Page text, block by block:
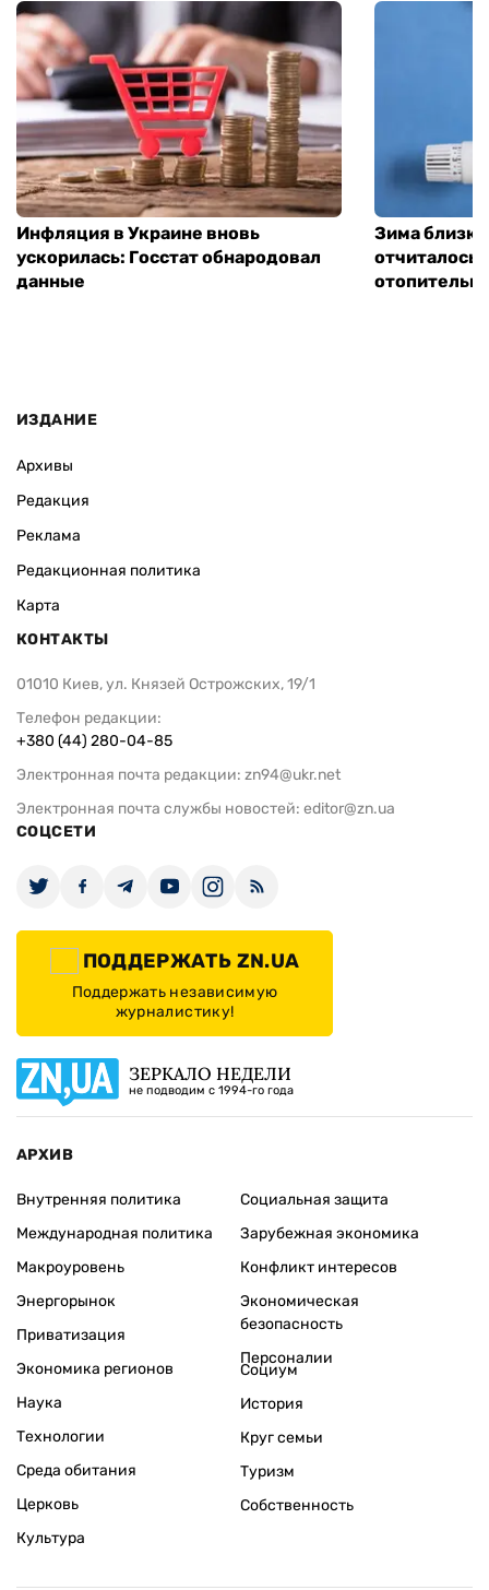
Инфляция в Украине вновь
ускорилась: Госстат обнародовал
данные
Зима
отчиталось
ИЗДАНИЕ
Архивы
Редакция
Реклама
Редакционная политика
Карта
КОНТАКТЫ
01010 Киев, ул. Князей Острожских, 19/1
Телефон редакции:
+380 (44) 280-04-85
Электронная почта редакции: zn94@ukr.net
Электронная почта службы новостей: editor@zn.ua
СОЦСЕТИ
ПОДДЕРЖАТЬ ZN.UA
Поддержать независимую
журналистику!
ЗЕРКАЛО НЕДЕЛИ
не подводим с 1994-го года
АРХИВ
Внутренняя политика
Международная политика
Макроуровень
Энергорынок
Приватизация
Экономика регионов
Социальная защита
Зарубежная экономика
Конфликт интересов
Экономическая
безопасность
Персоналии
Наука
Технологии
Среда обитания
Церковь
Культура
Социум
История
Круг семьи
Туризм
Собственность